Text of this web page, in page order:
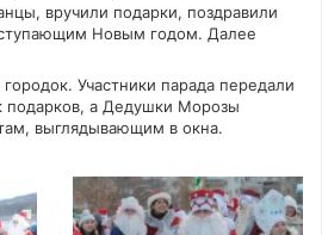
вручили подарки, поздравили
Новым годом. Далее
Участники парада передали
а Дедушки Морозы
выглядывающим в окна.